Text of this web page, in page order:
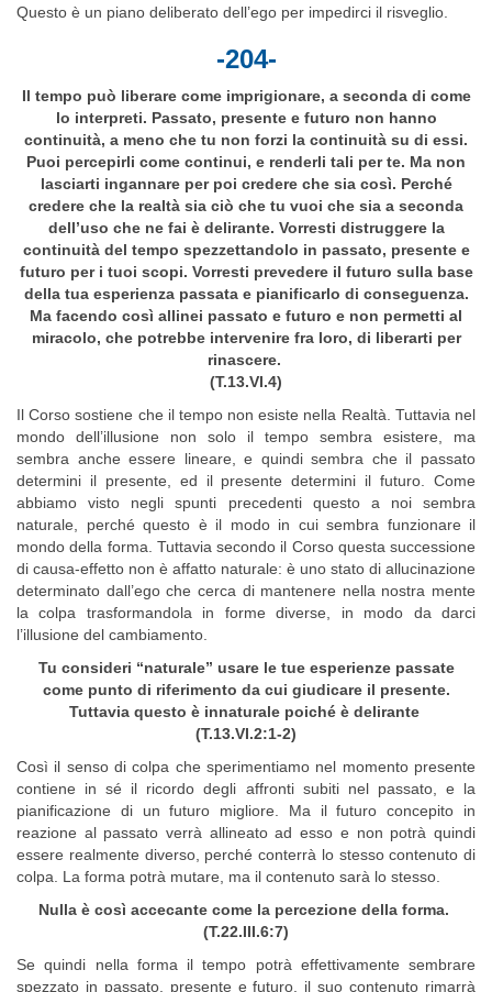
Questo è un piano deliberato dell’ego per impedirci il risveglio.
-204-
Il tempo può liberare come imprigionare, a seconda di come
lo interpreti. Passato, presente e futuro non hanno
continuità, a meno che tu non forzi la continuità su di essi.
Puoi percepirli come continui, e renderli tali per te. Ma non
lasciarti ingannare per poi credere che sia così. Perché
credere che la realtà sia ciò che tu vuoi che sia a seconda
dell’uso che ne fai è delirante. Vorresti distruggere la
continuità del tempo spezzettandolo in passato, presente e
futuro per i tuoi scopi. Vorresti prevedere il futuro sulla base
della tua esperienza passata e pianificarlo di conseguenza.
Ma facendo così allinei passato e futuro e non permetti al
miracolo, che potrebbe intervenire fra loro, di liberarti per
rinascere.
(T.13.VI.4)
Il Corso sostiene che il tempo non esiste nella Realtà. Tuttavia nel
mondo dell’illusione non solo il tempo sembra esistere, ma
sembra anche essere lineare, e quindi sembra che il passato
determini il presente, ed il presente determini il futuro. Come
abbiamo visto negli spunti precedenti questo a noi sembra
naturale, perché questo è il modo in cui sembra funzionare il
mondo della forma. Tuttavia secondo il Corso questa successione
di causa-effetto non è affatto naturale: è uno stato di allucinazione
determinato dall’ego che cerca di mantenere nella nostra mente
la colpa trasformandola in forme diverse, in modo da darci
l’illusione del cambiamento.
Tu consideri “naturale” usare le tue esperienze passate
come punto di riferimento da cui giudicare il presente.
Tuttavia questo è innaturale poiché è delirante
(T.13.VI.2:1-2)
Così il senso di colpa che sperimentiamo nel momento presente
contiene in sé il ricordo degli affronti subiti nel passato, e la
pianificazione di un futuro migliore. Ma il futuro concepito in
reazione al passato verrà allineato ad esso e non potrà quindi
essere realmente diverso, perché conterrà lo stesso contenuto di
colpa. La forma potrà mutare, ma il contenuto sarà lo stesso.
Nulla è così accecante come la percezione della forma.
(T.22.III.6:7)
Se quindi nella forma il tempo potrà effettivamente sembrare
spezzato in passato, presente e futuro, il suo contenuto rimarrà